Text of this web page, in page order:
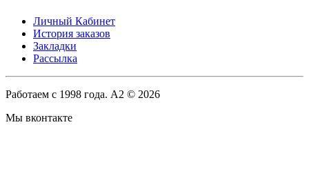
Личный Кабинет
История заказов
Закладки
Рассылка
Работаем с 1998 года. A2 © 2026
Мы вконтакте